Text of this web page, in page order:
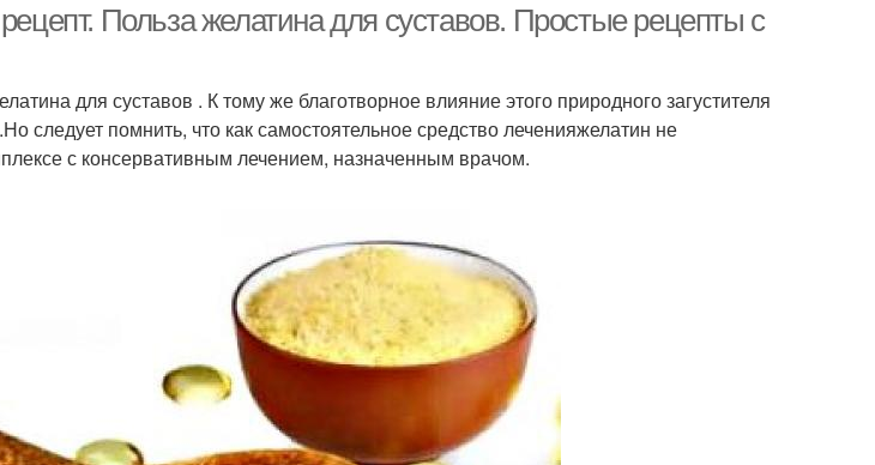
Польза желатина для суставов. Простые рецепты с
для суставов . К тому же благотворное влияние этого природного загустителя
следует помнить, что как самостоятельное средство леченияжелатин не
с консервативным лечением, назначенным врачом.